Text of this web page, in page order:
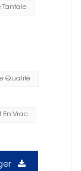
Tantale
Qualité
En Vrac